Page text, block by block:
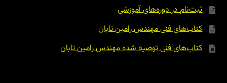
ثبت‌نام در دوره‌های آموزشی
کتاب‌های فنی مهندس رامین تابان
کتاب‌های فنی توصیه شده مهندس رامین تابان